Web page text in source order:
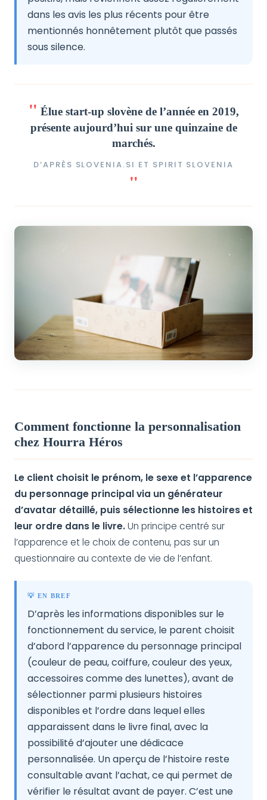
dans les avis les plus récents pour être
mentionnés honnêtement plutôt que passés
sous silence.
Élue start-up slovène de l’année en 2019,
présente aujourd’hui sur une quinzaine de
marchés.
D’APRÈS SLOVENIA.SI ET SPIRIT SLOVENIA
Comment fonctionne la personnalisation
chez Hourra Héros
Le client choisit le prénom, le sexe et l’apparence
du personnage principal via un générateur
d’avatar détaillé, puis sélectionne les histoires et
leur ordre dans le livre.Un principe centré sur
l’apparence et le choix de contenu, pas sur un
questionnaire au contexte de vie de l’enfant.
💡 EN BREF
D’après les informations disponibles sur le
fonctionnement du service, le parent choisit
d’abord l’apparence du personnage principal
(couleur de peau, coiffure, couleur des yeux,
accessoires comme des lunettes), avant de
sélectionner parmi plusieurs histoires
disponibles et l’ordre dans lequel elles
apparaissent dans le livre final, avec la
possibilité d’ajouter une dédicace
personnalisée. Un aperçu de l’histoire reste
consultable avant l’achat, ce qui permet de
vérifier le résultat avant de payer. C’est une